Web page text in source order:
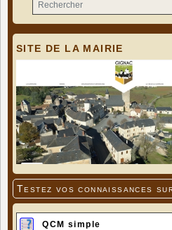
SITE DE LA MAIRIE
Testez vos connaissances
QCM simple